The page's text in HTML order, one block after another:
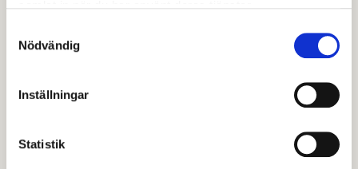
Nödvändig
Inställningar
Statistik
Även föräldrar erbjuds samtal med oss om de har
Höjdens ungdomsbehandlare samverkar med polis,
skola och andra organisationer för att förebygga
ohälsa hos ungdomar.